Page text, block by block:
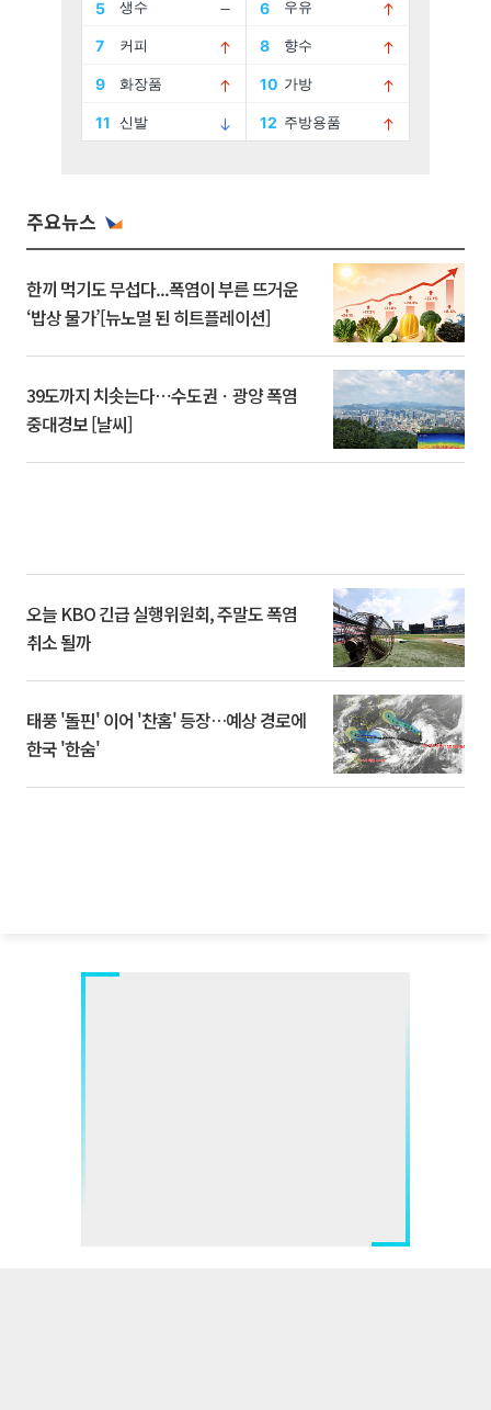
주요뉴스
한끼 먹기도 무섭다...폭염이 부른 뜨거운
‘밥상 물가’[뉴노멀 된 히트플레이션]
39도까지 치솟는다⋯수도권ㆍ광양 폭염
중대경보 [날씨]
오늘 KBO 긴급 실행위원회, 주말도 폭염
취소 될까
태풍 '돌핀' 이어 '찬홈' 등장…예상 경로에
한국 '한숨'